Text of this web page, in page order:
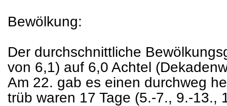
Bewölkung:
Der durchschnittliche
von 6,1) auf 6,0 Achtel
Am 22. gab es einen durchweg
trüb waren 17 Tage (5.-7., 9.-13.,